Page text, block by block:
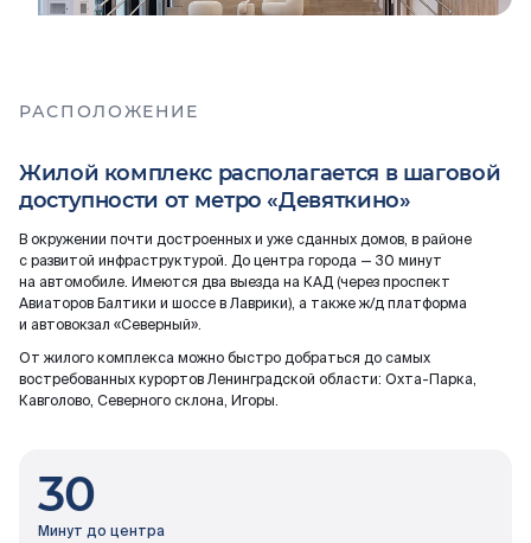
РАСПОЛОЖЕНИЕ
Жилой комплекс располагается в шаговой
доступности от метро «Девяткино»
В окружении почти достроенных и уже сданных домов, в районе
с развитой инфраструктурой. До центра города — 30 минут
на автомобиле. Имеются два выезда на КАД (через проспект
Авиаторов Балтики и шоссе в Лаврики), а также ж/д платформа
и автовокзал «Северный».
От жилого комплекса можно быстро добраться до самых
востребованных курортов Ленинградской области: Охта-Парка,
Кавголово, Северного склона, Игоры.
30
Минут до центра